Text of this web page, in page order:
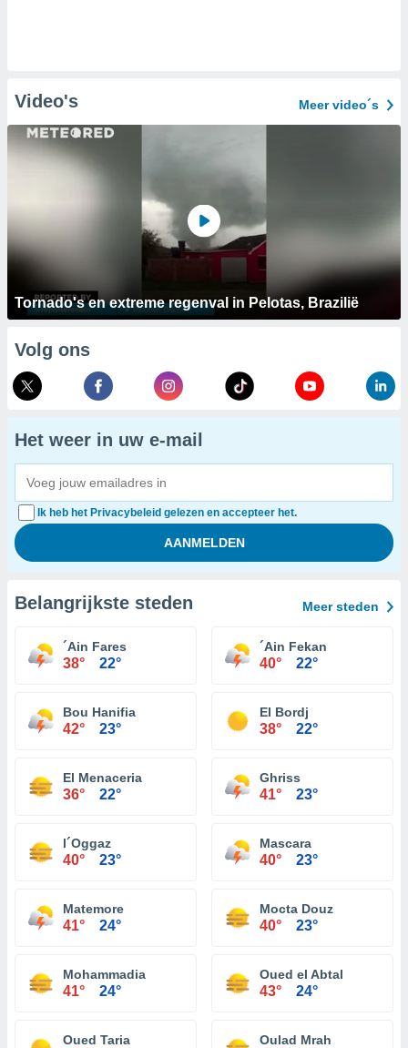
Video's Meer video´s
Tornado's en extreme regenval in Pelotas, Brazilië
Volg ons
Het weer in uw e-mail
Ik heb het Privacybeleid gelezen en accepteer het.
Belangrijkste steden Meer steden
´Ain Fares
38° 22°
´Ain Fekan
40° 22°
Bou Hanifia
42° 23°
El Bordj
38° 22°
El Menaceria
36° 22°
Ghriss
41° 23°
l´Oggaz
40° 23°
Mascara
40° 23°
Matemore
41° 24°
Mocta Douz
40° 23°
Mohammadia
41° 24°
Oued el Abtal
43° 24°
Oued Taria Oulad Mrah